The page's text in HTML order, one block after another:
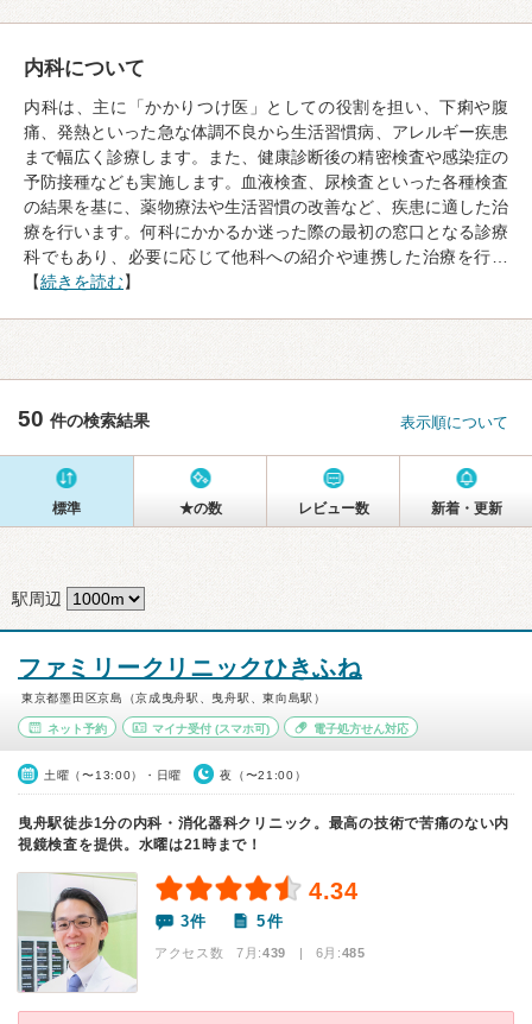
内科について
内科は、主に「かかりつけ医」としての役割を担い、下痢や腹
痛、発熱といった急な体調不良から生活習慣病、アレルギー疾患
まで幅広く診療します。また、健康診断後の精密検査や感染症の
予防接種なども実施します。血液検査、尿検査といった各種検査
の結果を基に、薬物療法や生活習慣の改善など、疾患に適した治
療を行います。何科にかかるか迷った際の最初の窓口となる診療
科でもあり、必要に応じて他科への紹介や連携した治療を行…
【続きを読む】
50 件の検索結果 表示順について
標準 ★の数 レビュー数 新着・更新
駅周辺
ファミリークリニックひきふね
東京都墨田区京島（京成曳舟駅、曳舟駅、東向島駅）
ネット予約 マイナ受付(スマホ可) 電子処方せん対応
土曜（〜13:00）・日曜 夜（〜21:00）
曳舟駅徒歩1分の内科・消化器科クリニック。最高の技術で苦痛のない内
視鏡検査を提供。水曜は21時まで！
4.34
3件 5件
アクセス数 7月:439 | 6月:485